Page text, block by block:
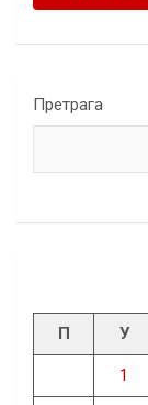
Претрага
П У
1